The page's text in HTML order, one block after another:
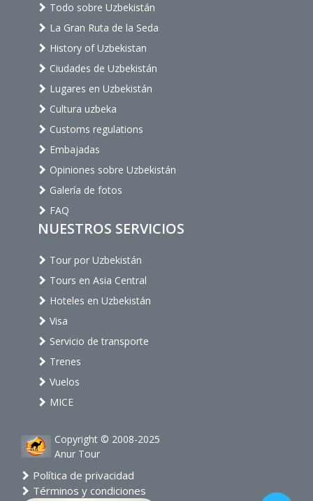
Todo sobre Uzbekistán
La Gran Ruta de la Seda
History of Uzbekistan
Ciudades de Uzbekistán
Lugares en Uzbekistán
Cultura uzbeka
Customs regulations
Embajadas
Opiniones sobre Uzbekistán
Galería de fotos
FAQ
NUESTROS SERVICIOS
Tour por Uzbekistán
Tours en Asia Central
Hoteles en Uzbekistán
Visa
Servicio de transporte
Trenes
Vuelos
MICE
Copyright © 2008-2025
Anur Tour
Política de privacidad
Términos y condiciones